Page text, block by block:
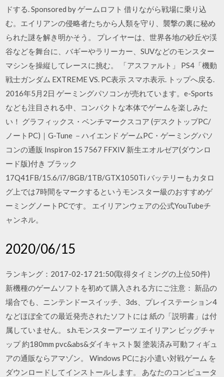
ドする. Sponsored by ゲームロフト 借りながら戦場に乗り込
む。エイリアンの侵略者たちから人類を守り、襲撃の裏に秘め
られた謎を解き明かそう。 プレイヤーは、世界各地の砂丘や渓
谷などを舞台に、バギーやラリーカー、SUVなどのモンスター
マシンを操縦してレースに挑む。 「アスファルト」 PS4「機動
戦士ガンダム EXTREME VS. PC表示 スマホ表示. トップへ戻る.
2016年5月2日 ゲーミングパソコンが売れています。e-Sports
なども注目される中、コンパクトな本体でゲームを楽しみた
い！ グラフィックス・ベンチマークスコア (デスクトップPC/
ノートPC)｜G-Tune －ハイエンド ゲームPC・ゲーミングパソ
コンの通販 Inspiron 15 7567 FFXIV 新生エオルゼア(ダウンロ
ード版)付き ブラック
17Q41FB/15.6/i7/8GB/1TB/GTX1050Ti バッテリーもカタロ
グ上では7時間をマークするというモンスター級のおすすめゲ
ーミングノートPCです。 エイリアンウェアの公式YouTubeチ
ャンネル。
2020/06/15
ランキング：2017-02-17 21:50(取得タイミングの上位50件)
新機種のゲームソフトを初めて購入される方にご注意： 新品の
場合でも、ニンテンドースイッチ、3ds、プレイステーション4
などほぼ全ての最近発売されたソフトには 紙の「説明書」は付
属していません。 s.h.モンスターアーツ エイリアン ビッグチャ
ップ 約180mm pvc&abs&ダイキャスト製 塗装済み可動フィギュ
アの通販ならアマゾン。 Windows PCにお小遣い対戦ゲーム を
ダウンロードしてインストールします。 あなたのコンピュータ